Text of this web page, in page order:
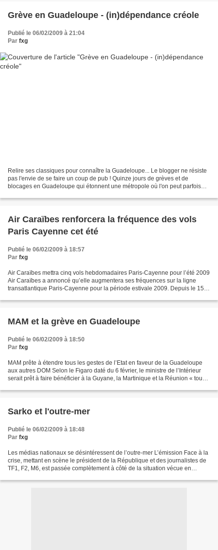
Grève en Guadeloupe - (in)dépendance créole
Publié le 06/02/2009 à 21:04
Par fxg
Relire ses classiques pour connaître la Guadeloupe... Le blogger ne résiste
pas l'envie de se faire un coup de pub ! Quinze jours de grèves et de
blocages en Guadeloupe qui étonnent une métropole où l'on peut parfois
Air Caraïbes renforcera la fréquence des vols
Paris Cayenne cet été
Publié le 06/02/2009 à 18:57
Par fxg
Air Caraïbes mettra cinq vols hebdomadaires Paris-Cayenne pour l’été 2009
Air Caraïbes a annoncé qu’elle augmentera ses fréquences sur la ligne
transatlantique Paris-Cayenne pour la période estivale 2009. Depuis le 15
MAM et la grève en Guadeloupe
Publié le 06/02/2009 à 18:50
Par fxg
MAM prête à étendre tous les gestes de l’Etat en faveur de la Guadeloupe
aux autres DOM Selon le Figaro daté du 6 février, le ministre de l’Intérieur
serait prêt à faire bénéficier à la Guyane, la Martinique et la Réunion « tous
Sarko et l'outre-mer
Publié le 06/02/2009 à 18:48
Par fxg
Les médias nationaux se désintéressent de l’outre-mer L’émission Face à la
crise, mettant en scène le président de la République et des journalistes de
TF1, F2, M6, est passée complètement à côté de la situation vécue en